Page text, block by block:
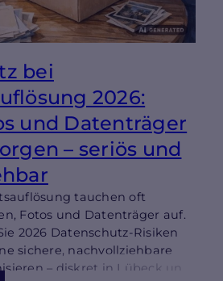
bei
2026:
und Datenträger
– seriös und
tauchen oft
Fotos und Datenträger auf.
2026 Datenschutz-Risiken
sichere, nachvollziehbare
– diskret in Lübeck und